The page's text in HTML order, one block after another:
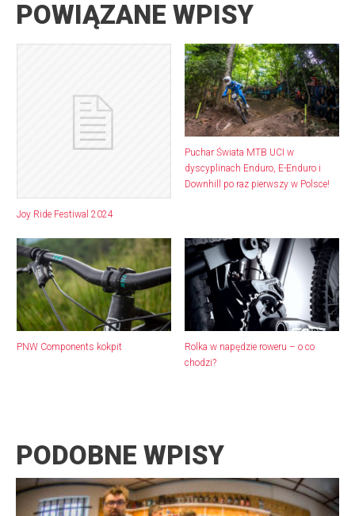
POWIĄZANE WPISY
Joy Ride Festiwal 2024
Puchar Świata MTB UCI w
dyscyplinach Enduro, E-Enduro i
Downhill po raz pierwszy w Polsce!
PNW Components kokpit
Rolka w napędzie roweru – o co
chodzi?
PODOBNE WPISY